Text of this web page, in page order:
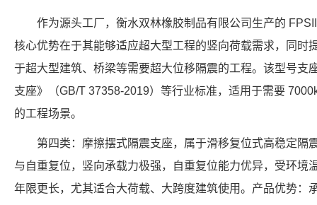
作为源头工厂，衡水双林橡胶制品有限公司生产的
核心优势在于其能够适应超大型工程的竖向荷载需求，同时
于超大型建筑、桥梁等需要超大位移隔震的工程。该型号支
支座》（GB/T 37358-2019）等行业标准，适用于需要
的工程场景。
第四类：摩擦摆式隔震支座，属于滑移复位式高稳定隔
与自重复位，竖向承载力极强，自重复位能力优异，受环境
年限更长，尤其适合大荷载、大跨度建筑使用。产品优势：